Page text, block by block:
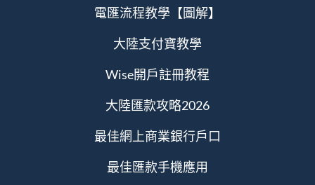
電匯流程教學【圖解】
大陸支付寶教學
Wise開戶註冊教程
大陸匯款攻略2026
最佳網上商業銀行戶口
最佳匯款手機應用